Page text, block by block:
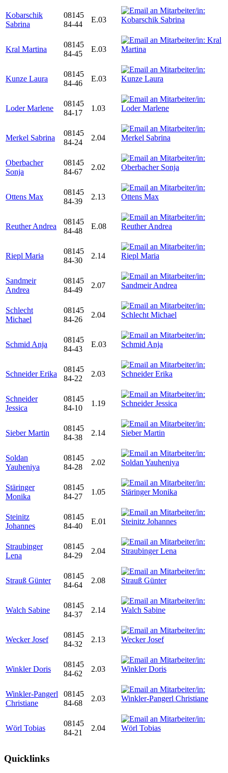
Kobarschik
Sabrina
08145
84-44
E.03
Kral Martina
08145
84-45
E.03
Kunze Laura
08145
84-46
E.03
Loder Marlene
08145
84-17
1.03
Merkel Sabrina
08145
84-24
2.04
Oberbacher
Sonja
08145
84-67
2.02
Ottens Max
08145
84-39
2.13
Reuther Andrea
08145
84-48
E.08
Riepl Maria
08145
84-30
2.14
Sandmeir
Andrea
08145
84-49
2.07
Schlecht
Michael
08145
84-26
2.04
Schmid Anja
08145
84-43
E.03
Schneider Erika
08145
84-22
2.03
Schneider
Jessica
08145
84-10
1.19
Sieber Martin
08145
84-38
2.14
Soldan
Yauheniya
08145
84-28
2.02
Stäringer
Monika
08145
84-27
1.05
Steinitz
Johannes
08145
84-40
E.01
Straubinger
Lena
08145
84-29
2.04
Strauß Günter
08145
84-64
2.08
Walch Sabine
08145
84-37
2.14
Wecker Josef
08145
84-32
2.13
Winkler Doris
08145
84-62
2.03
Winkler-Pangerl
Christiane
08145
84-68
2.03
Wörl Tobias
08145
84-21
2.04
Quicklinks